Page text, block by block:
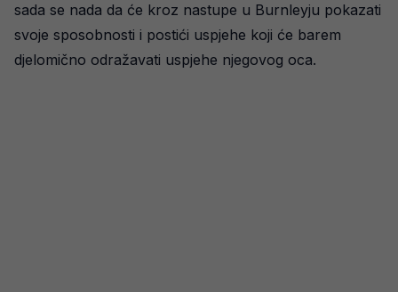
sada se nada da će kroz nastupe u Burnleyju pokazati
svoje sposobnosti i postići uspjehe koji će barem
djelomično odražavati uspjehe njegovog oca.